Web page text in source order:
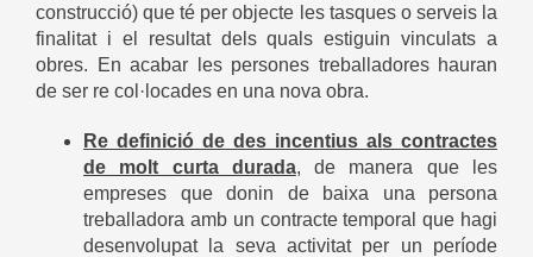
construcció) que té per objecte les tasques o serveis la
finalitat i el resultat dels quals estiguin vinculats a
obres. En acabar les persones treballadores hauran
de ser re col·locades en una nova obra.
Re definició de des incentius als contractes
de molt curta durada, de manera que les
empreses que donin de baixa una persona
treballadora amb un contracte temporal que hagi
desenvolupat la seva activitat per un període